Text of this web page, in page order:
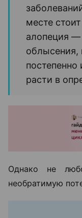
месте
алопеция —
облысения,
постепенно
расти в
Однако не
необратимую